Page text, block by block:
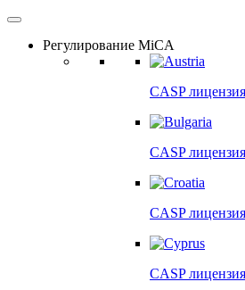
Регулирование MiCA
CASP
CASP
CASP
CASP